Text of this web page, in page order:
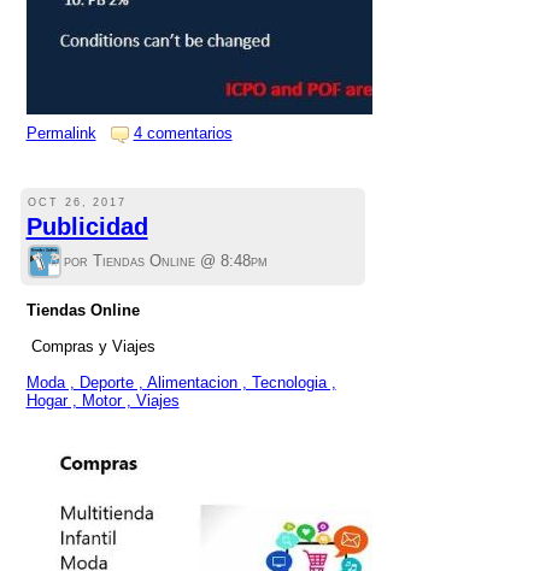
Permalink 4 comentarios
OCT 26, 2017
Publicidad
por Tiendas Online @ 8:48pm
Tiendas Online
Compras y Viajes
Moda , Deporte , Alimentacion , Tecnologia ,
Hogar , Motor , Viajes